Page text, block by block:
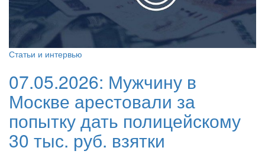
Статьи и интервью
07.05.2026: Мужчину в
Москве арестовали за
попытку дать полицейскому
30 тыс. руб. взятки